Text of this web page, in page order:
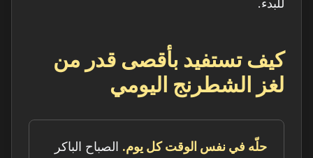
للبدء.
كيف تستفيد بأقصى قدر من
لغز الشطرنج اليومي
حلّه في نفس الوقت كل يوم. الصباح الباكر